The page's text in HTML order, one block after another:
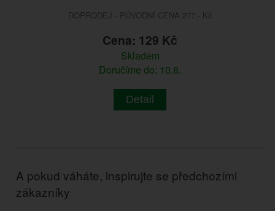
DOPRODEJ - PŮVODNÍ CENA 277.- Kč
Cena: 129 Kč
Skladem
Doručíme do: 10.8.
Detail
A pokud váháte, inspirujte se předchozími
zákazníky